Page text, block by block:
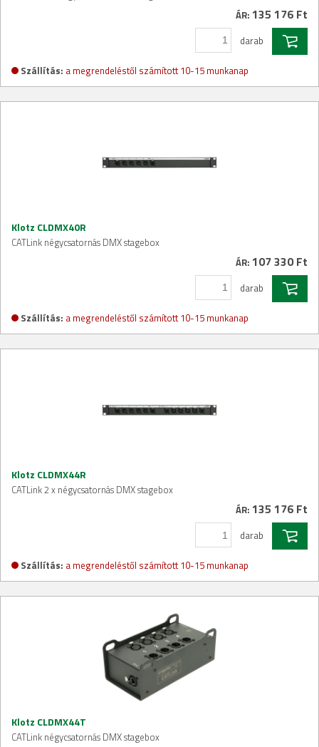
ÁR: 135 176 Ft
darab
Szállítás: a megrendeléstől számított 10-15 munkanap
Klotz CLDMX40R
CATLink négycsatornás DMX stagebox
ÁR: 107 330 Ft
darab
Szállítás: a megrendeléstől számított 10-15 munkanap
Klotz CLDMX44R
CATLink 2 x négycsatornás DMX stagebox
ÁR: 135 176 Ft
darab
Szállítás: a megrendeléstől számított 10-15 munkanap
Klotz CLDMX44T
CATLink négycsatornás DMX stagebox